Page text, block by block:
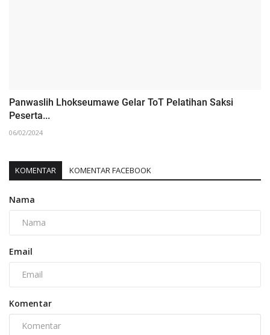
Panwaslih Lhokseumawe Gelar ToT Pelatihan Saksi
Peserta...
06/02/2024
KOMENTAR KOMENTAR FACEBOOK
Nama
Email
Komentar